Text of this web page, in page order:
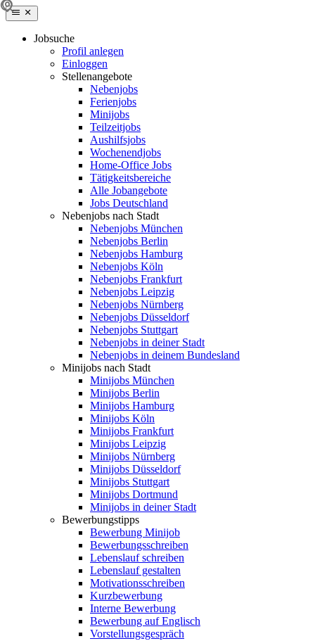
Jobsuche
Profil anlegen
Einloggen
Stellenangebote
Nebenjobs
Ferienjobs
Minijobs
Teilzeitjobs
Aushilfsjobs
Wochenendjobs
Home-Office Jobs
Tätigkeitsbereiche
Alle Jobangebote
Jobs Deutschland
Nebenjobs nach Stadt
Nebenjobs München
Nebenjobs Berlin
Nebenjobs Hamburg
Nebenjobs Köln
Nebenjobs Frankfurt
Nebenjobs Leipzig
Nebenjobs Nürnberg
Nebenjobs Düsseldorf
Nebenjobs Stuttgart
Nebenjobs in deiner Stadt
Nebenjobs in deinem Bundesland
Minijobs nach Stadt
Minijobs München
Minijobs Berlin
Minijobs Hamburg
Minijobs Köln
Minijobs Frankfurt
Minijobs Leipzig
Minijobs Nürnberg
Minijobs Düsseldorf
Minijobs Stuttgart
Minijobs Dortmund
Minijobs in deiner Stadt
Bewerbungstipps
Bewerbung Minijob
Bewerbungsschreiben
Lebenslauf schreiben
Lebenslauf gestalten
Motivationsschreiben
Kurzbewerbung
Interne Bewerbung
Bewerbung auf Englisch
Vorstellungsgespräch